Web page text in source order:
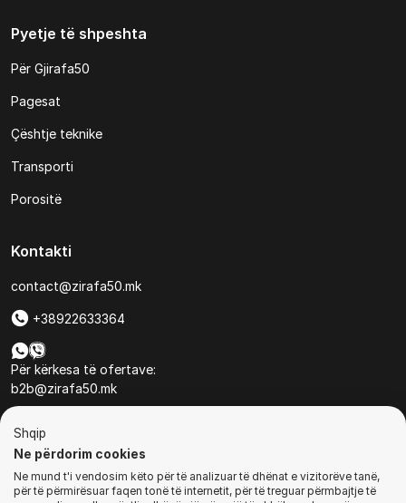
Pyetje të shpeshta
Për Gjirafa50
Pagesat
Çështje teknike
Transporti
Porositë
Kontakti
contact@zirafa50.mk
+38922633364
Për kërkesa të ofertave:
b2b@zirafa50.mk
Shqip
Ne përdorim cookies
Ne mund t'i vendosim këto për të analizuar të dhënat e vizitorëve tanë,
për të përmirësuar faqen tonë të internetit, për të treguar përmbajtje të